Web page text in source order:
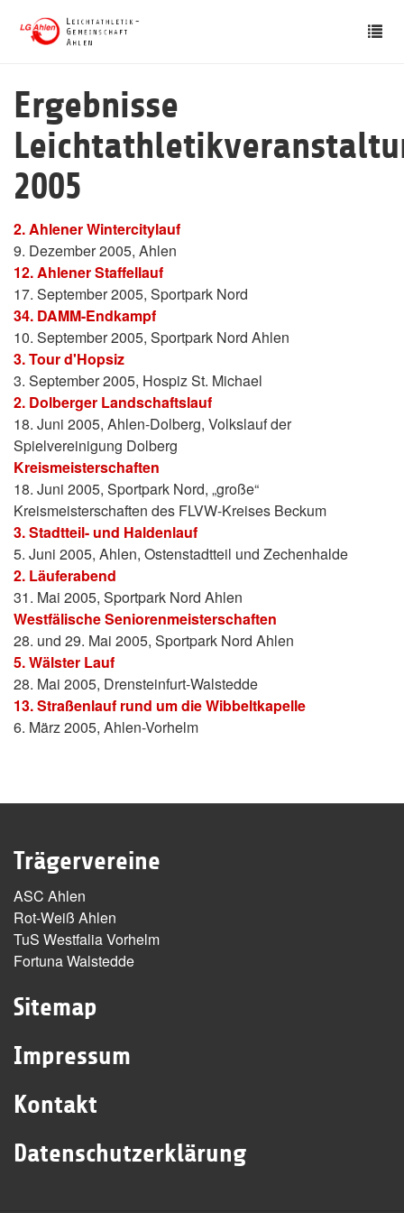
Ergebnisse
2005
2. Ahlener Wintercitylauf
9. Dezember 2005, Ahlen
12. Ahlener Staffellauf
17. September 2005, Sportpark Nord
34. DAMM-Endkampf
10. September 2005, Sportpark Nord Ahlen
3. Tour d'Hopsiz
3. September 2005, Hospiz St. Michael
2. Dolberger Landschaftslauf
18. Juni 2005, Ahlen-Dolberg, Volkslauf der
Spielvereinigung Dolberg
Kreismeisterschaften
18. Juni 2005, Sportpark Nord, „große“
Kreismeisterschaften des FLVW-Kreises Beckum
3. Stadtteil- und Haldenlauf
5. Juni 2005, Ahlen, Ostenstadtteil und Zechenhalde
2. Läuferabend
31. Mai 2005, Sportpark Nord Ahlen
Westfälische Seniorenmeisterschaften
28. und 29. Mai 2005, Sportpark Nord Ahlen
5. Wälster Lauf
28. Mai 2005, Drensteinfurt-Walstedde
13. Straßenlauf rund um die Wibbeltkapelle
6. März 2005, Ahlen-Vorhelm
Trägervereine
ASC Ahlen
Rot-Weiß Ahlen
TuS Westfalia Vorhelm
Fortuna Walstedde
Sitemap
Impressum
Kontakt
Datenschutzerklärung